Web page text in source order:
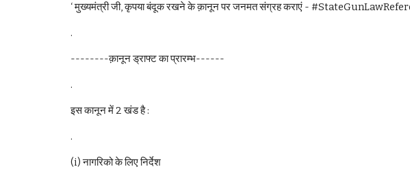
‘ मुख्यमंत्री जी, कृपया बंदूक रखने के क़ानून पर जनमत संग्रह कराएं -
.
--------क़ानून ड्राफ्ट का प्रारम्भ------
.
इस कानून में 2 खंड है :
.
(i) नागरिको के लिए निर्देश